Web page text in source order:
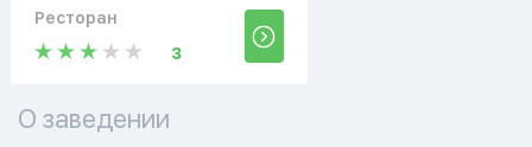
Ресторан
3
О заведении